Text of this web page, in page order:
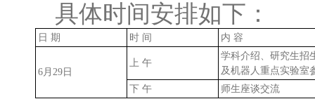
具体时间安排如下：
日 期 时 间 内 容
6月29日
上 午
学科介绍、研究生招
及机器人重点实验室
下 午
师生座谈交流